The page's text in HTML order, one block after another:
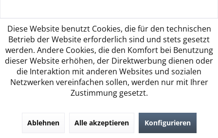
Service Hotline
Shop Service
Diese Website benutzt Cookies, die für den technischen
Betrieb der Website erforderlich sind und stets gesetzt
werden. Andere Cookies, die den Komfort bei Benutzung
dieser Website erhöhen, der Direktwerbung dienen oder
die Interaktion mit anderen Websites und sozialen
Netzwerken vereinfachen sollen, werden nur mit Ihrer
Zustimmung gesetzt.
Ablehnen Alle akzeptieren Konfigurieren